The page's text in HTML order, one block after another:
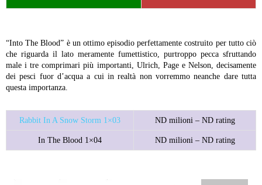
“Into The Blood” è un ottimo episodio perfettamente costruito per tutto ciò
che riguarda il lato meramente fumettistico, purtroppo pecca sfruttando
male i tre comprimari più importanti, Ulrich, Page e Nelson, decisamente
dei pesci fuor d’acqua a cui in realtà non vorremmo neanche dare tutta
questa importanza.
Rabbit In A Snow Storm 1×03 ND milioni – ND rating
In The Blood 1×04 ND milioni – ND rating